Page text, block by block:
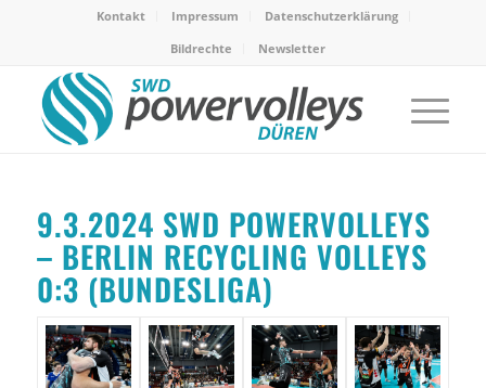
Kontakt Impressum
Datenschutzerklärung
Bildrechte
Newsletter
9.3.2024 SWD POWERVOLLEYS
– BERLIN RECYCLING VOLLEYS
0:3 (BUNDESLIGA)